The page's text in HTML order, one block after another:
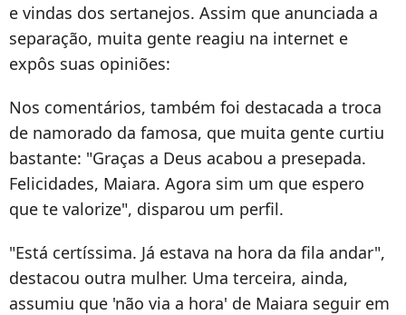
e vindas dos sertanejos. Assim que anunciada a
separação, muita gente reagiu na internet e
expôs suas opiniões:
Nos comentários, também foi destacada a troca
de namorado da famosa, que muita gente curtiu
bastante: "Graças a Deus acabou a presepada.
Felicidades, Maiara. Agora sim um que espero
que te valorize", disparou um perfil.
"Está certíssima. Já estava na hora da fila andar",
destacou outra mulher. Uma terceira, ainda,
assumiu que 'não via a hora' de Maiara seguir em